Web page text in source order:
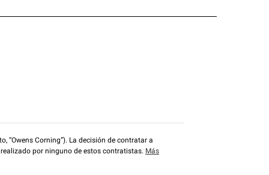
“Owens Corning”). La decisión de contratar a
por ninguno de estos contratistas. Más